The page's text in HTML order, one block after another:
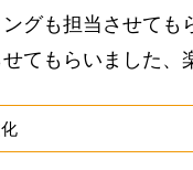
グも担当させても
てもらいました、